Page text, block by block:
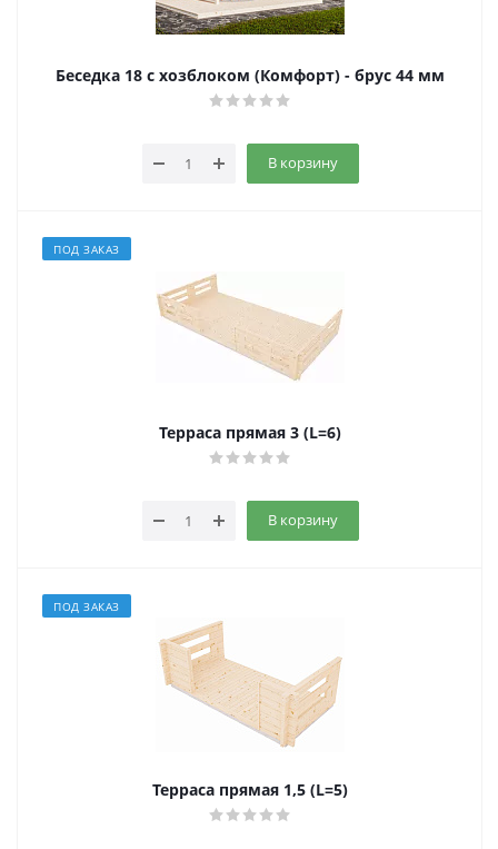
Беседка 18 с хозблоком (Комфорт) - брус 44 мм
В корзину
ПОД ЗАКАЗ
Терраса прямая 3 (L=6)
В корзину
ПОД ЗАКАЗ
Терраса прямая 1,5 (L=5)